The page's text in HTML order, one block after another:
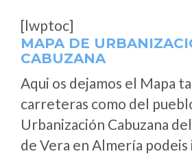
[lwptoc]
MAPA DE
CABUZANA
Aqui os dejamos el Mapa
carreteras como del
Urbanización Cabuzana
de Vera en Almería podeis